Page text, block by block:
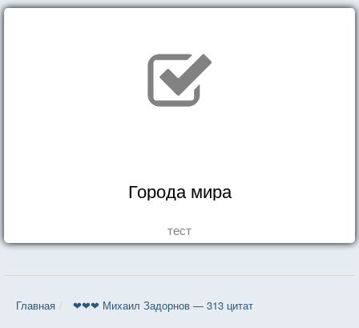
Города мира
тест
Главная ❤❤❤ Михаил Задорнов — 313 цитат